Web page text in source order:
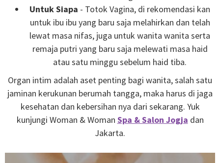
Untuk Siapa - Totok Vagina, di rekomendasi kan
untuk ibu ibu yang baru saja melahirkan dan telah
lewat masa nifas, juga untuk wanita wanita serta
remaja putri yang baru saja melewati masa haid
atau satu minggu sebelum haid tiba.
Organ intim adalah aset penting bagi wanita, salah satu
jaminan kerukunan berumah tangga, maka harus di jaga
kesehatan dan kebersihan nya dari sekarang. Yuk
kunjungi Woman & Woman Spa & Salon Jogja dan
Jakarta.